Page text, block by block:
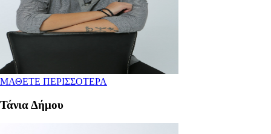
ΜΑΘΕΤΕ ΠΕΡΙΣΣΟΤΕΡΑ
Τάνια Δήμου